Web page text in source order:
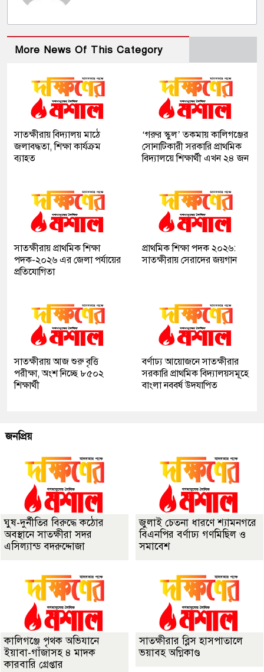
More News Of This Category
সাতক্ষীরায় বিদ্যালয় মাঠে
জলাবদ্ধতা, শিক্ষা কার্যক্রম
ব্যাহত
‘গরুর স্কুল’ তকমায় কালিগঞ্জের
সোনাটিকারী সরকারি প্রাথমিক
বিদ্যালয়ে শিক্ষার্থী এখন ২৪ জন
সাতক্ষীরায় প্রাথমিক শিক্ষা
পদক-২০২৬ এর জেলা পর্যায়ের
প্রতিযোগিতা
প্রাথমিক শিক্ষা পদক ২০২৬:
সাতক্ষীরায় সেরাদের জয়গান
সাতক্ষীরায় আজ শুরু বৃত্তি
পরীক্ষা, অংশ নিচ্ছে ৮৫০২
শিক্ষার্থী
বর্ণাঢ্য আয়োজনে সাতক্ষীরার
সরকারি প্রাথমিক বিদ্যালয়সমূহে
বাংলা নববর্ষ উদযাপিত
জনপ্রিয়
ঘুষ-দুর্নীতির বিরুদ্ধে কঠোর
অবস্থানে সাতক্ষীরা সদর
এসিল্যান্ড বদরুদ্দোজা
জুলাই চেতনা ধারণে শ্যামনগরে
বিএনপির বর্ণাঢ্য গণমিছিল ও
সমাবেশ
কালিগঞ্জে পৃথক অভিযানে
ইয়াবা-গাঁজাসহ ৪ মাদক
কারবারি গ্রেপ্তার
সাতক্ষীরার ব্লিস হাসপাতালে
ভয়াবহ অগ্নিকাণ্ড